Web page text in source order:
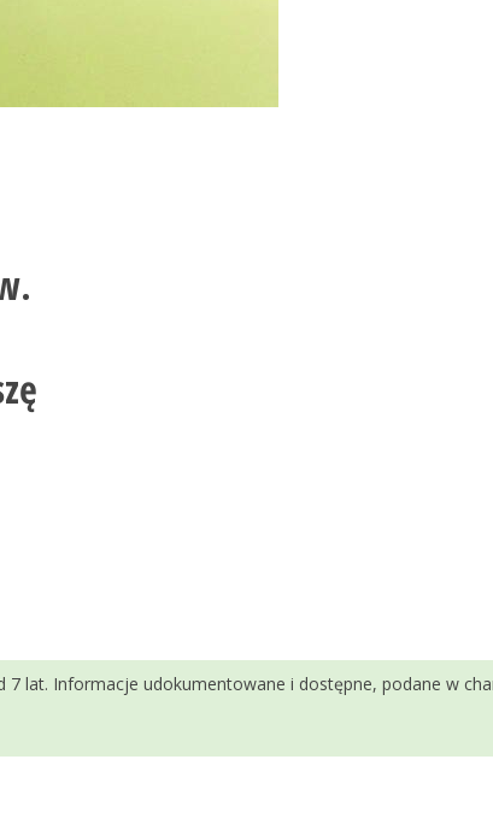
lat. Informacje udokumentowane i dostępne, podane w